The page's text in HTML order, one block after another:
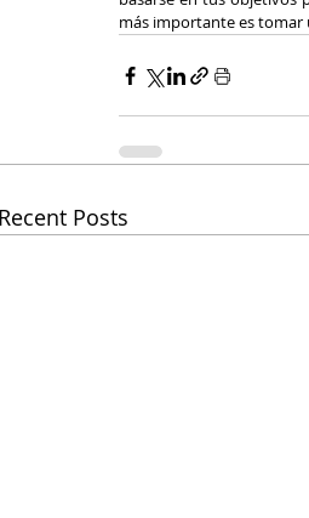
más importante es tomar
Recent Posts